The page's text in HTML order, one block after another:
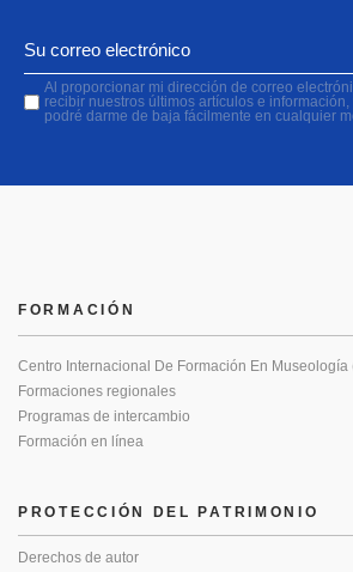
Al proporcionar mi dirección de correo
recibir nuestros últimos artículos e
podré darme de baja fácilmente en cualquier
PROTECCIÓN DEL PATRIMONIO
Derechos de autor
FORMACIÓN
Centro Internacional De Formación En Museología
Formaciones regionales
Programas de intercambio
Formación en línea